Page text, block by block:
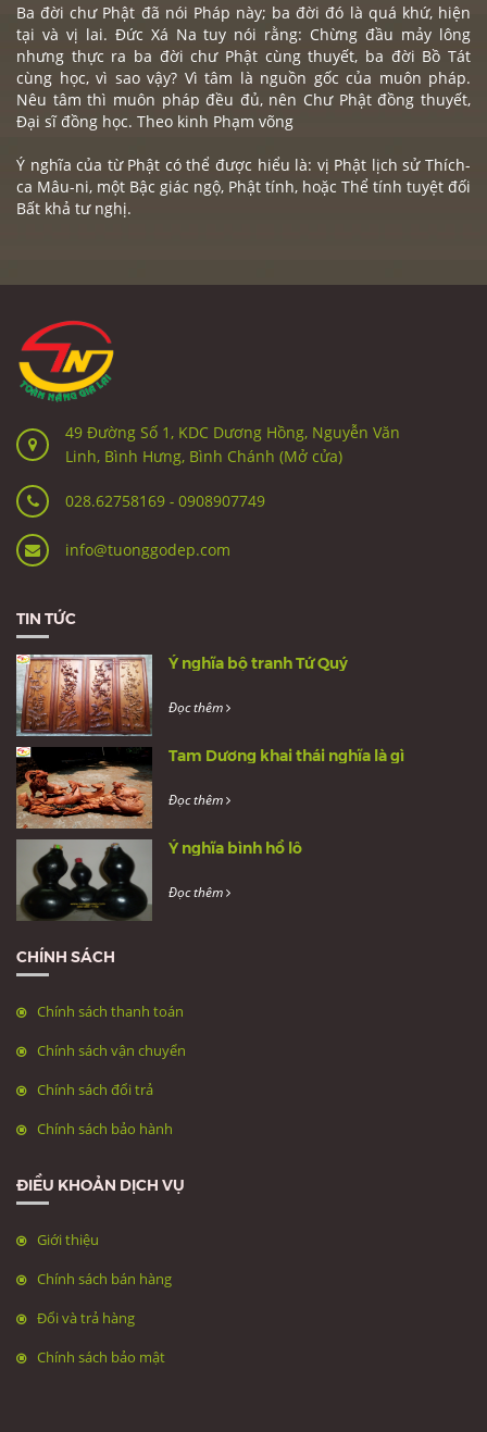
Ba đời chư Phật đã nói Pháp này; ba đời đó là quá khứ, hiện
tại và vị lai. Đức Xá Na tuy nói rằng: Chừng đầu mảy lông
nhưng thực ra ba đời chư Phật cùng thuyết, ba đời Bồ Tát
cùng học, vì sao vậy? Vì tâm là nguồn gốc của muôn pháp.
Nêu tâm thì muôn pháp đều đủ, nên Chư Phật đồng thuyết,
Đại sĩ đồng học. Theo kinh Phạm võng
Ý nghĩa của từ Phật có thể được hiểu là: vị Phật lịch sử Thích-
ca Mâu-ni, một Bậc giác ngộ, Phật tính, hoặc Thể tính tuyệt đối
Bất khả tư nghị.
49 Đường Số 1, KDC Dương Hồng, Nguyễn Văn
Linh, Bình Hưng, Bình Chánh (Mở cửa)
028.62758169 - 0908907749
info@tuonggodep.com
TIN TỨC
Ý nghĩa bộ tranh Tứ Quý
Đọc thêm
Tam Dương khai thái nghĩa là gì
Đọc thêm
Ý nghĩa bình hồ lô
Đọc thêm
CHÍNH SÁCH
Chính sách thanh toán
Chính sách vận chuyển
Chính sách đổi trả
Chính sách bảo hành
ĐIỀU KHOẢN DỊCH VỤ
Giới thiệu
Chính sách bán hàng
Đổi và trả hàng
Chính sách bảo mật